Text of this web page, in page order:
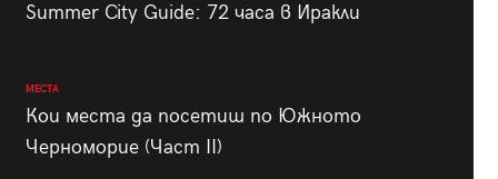
Summer City Guide: 72 часа в Иракли
МЕСТА
Кои места да посетиш по Южното
Черноморие (Част II)